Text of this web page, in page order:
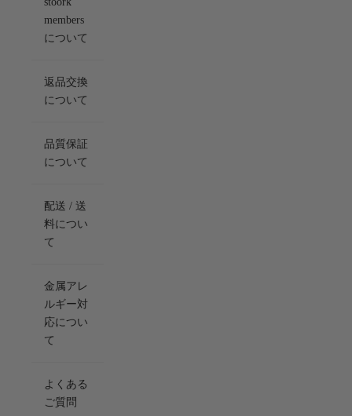
members
について
返品交換
について
品質保証
について
配送 / 送
料につい
て
金属アレ
ルギー対
応につい
て
よくある
ご質問